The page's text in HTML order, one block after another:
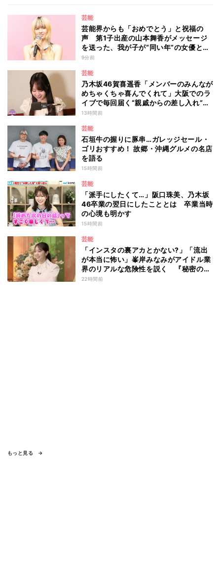
芸能
芸能界からも「おめでとう」と祝福の
声 第1子出産の山本舞香がメッセージ
を送った、我が子が“同い年”の女優と
は 今月1日には2年在籍した所属事務所
改めて考えながら…」
9分前
芸能
乃木坂46賀喜遥香「メンバーのみんなが
めちゃくちゃ喜んでくれて」大阪でのラ
イブで毎回届く“親戚からの差し入れ”と
は？
13時間前
芸能
石垣牛の握りに豚串…ガレッジセール・
ゴリおすすめ！ 故郷・沖縄グルメの名店
を語る
15時間前
芸能
「派手にしたくて…」阪口珠美、乃木坂
46卒業の翌日にしたこととは 卒業当時
の心境も明かす
15時間前
芸能
「インスタの裏アカとかない?」「流出
が本当に怖い」峯岸みなみがアイドル業
界のリアルな危険性を説く 『秘密のマ
マ園』特別編
22時間前
もっと見る